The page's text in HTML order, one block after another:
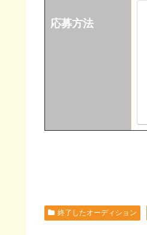
応募方法
終了したオーディション